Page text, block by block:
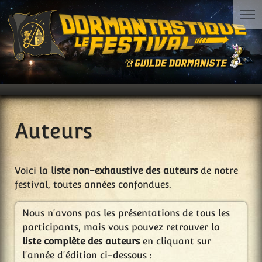
Auteurs
Voici la liste non-exhaustive des auteursde notre
festival, toutes années confondues.
Nous n'avons pas les présentations de tous les
participants, mais vous pouvez retrouver la
liste complète des auteursen cliquant sur
l'année d'édition ci-dessous :